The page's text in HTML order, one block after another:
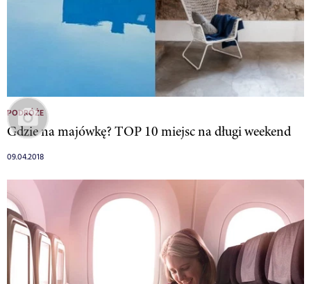
PODRÓŻE
Gdzie na majówkę? TOP 10 miejsc na długi weekend
09.04.2018